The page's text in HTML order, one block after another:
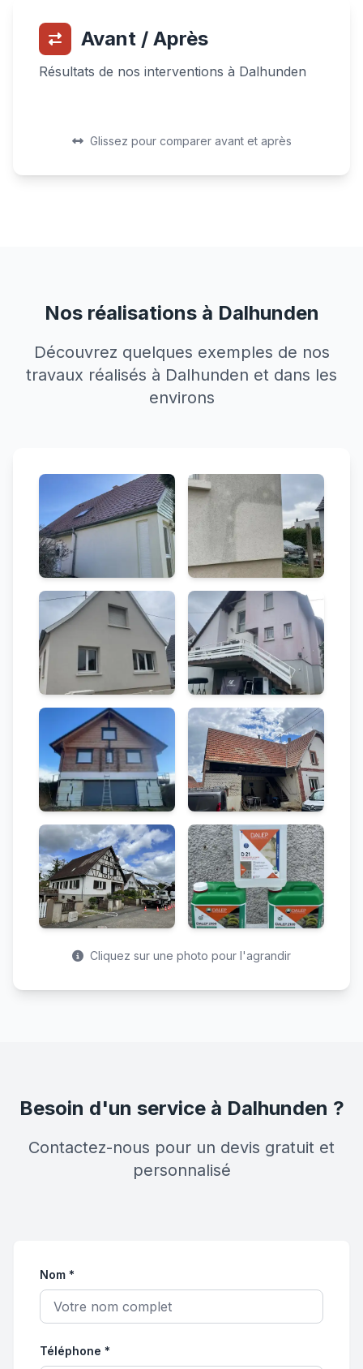
Avant / Après
Résultats de nos interventions à Dalhunden
Avant
Après
Glissez pour comparer avant et après
Nos réalisations à Dalhunden
Découvrez quelques exemples de nos
travaux réalisés à Dalhunden et dans les
environs
Cliquez sur une photo pour l'agrandir
Besoin d'un service à Dalhunden ?
Contactez-nous pour un devis gratuit et
personnalisé
Nom *
Téléphone *